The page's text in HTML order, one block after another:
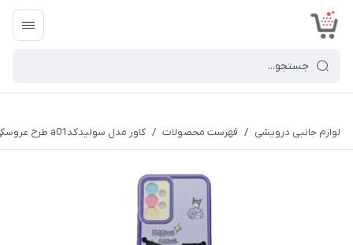
لوازم جانبی درویشی / فهرست محصولات / کاور مدل سولیدکدa01 طرح عروسکی برجسته مناسب برای گوشی موبایل سامسونگ Galaxy A23